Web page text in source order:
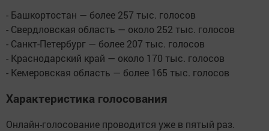
- Башкортостан — более 257 тыс. голосов
- Свердловская область — около 252 тыс. голосов
- Санкт-Петербург — более 207 тыс. голосов
- Краснодарский край — около 170 тыс. голосов
- Кемеровская область — более 165 тыс. голосов
Характеристика голосования
Онлайн-голосование проводится уже в пятый раз.